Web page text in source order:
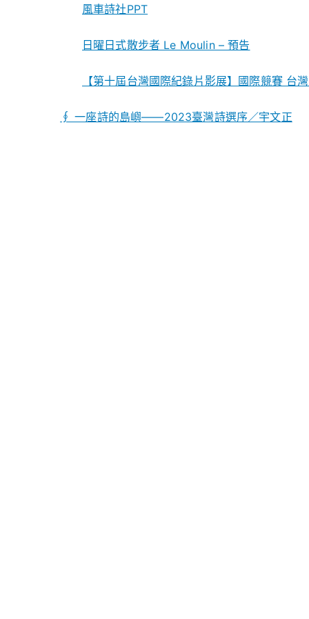
風車詩社PPT
日曜日式散步者 Le Moulin – 預告
【第十屆台灣國際紀錄片影展】國際競賽 台
∮ 一座詩的島嶼——2023臺灣詩選序／宇文正